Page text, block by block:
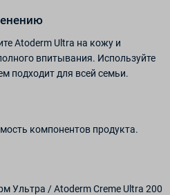
Atoderm Ultra на кожу и
впитывания. Используйте
подходит для всей семьи.
компонентов продукта.
Ультра / Atoderm Creme Ultra 200